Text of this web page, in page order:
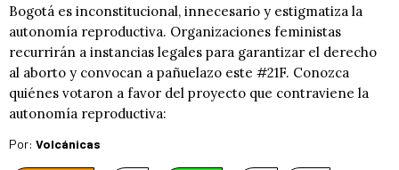
Bogotá es inconstitucional, innecesario y estigmatiza la
autonomía reproductiva. Organizaciones feministas
recurrirán a instancias legales para garantizar el derecho
al aborto y convocan a pañuelazo este #21F. Conozca
quiénes votaron a favor del proyecto que contraviene la
autonomía reproductiva:
Por: Volcánicas